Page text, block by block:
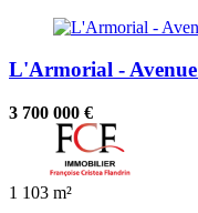
L'Armorial - Avenue
3 700 000 €
1 103 m²